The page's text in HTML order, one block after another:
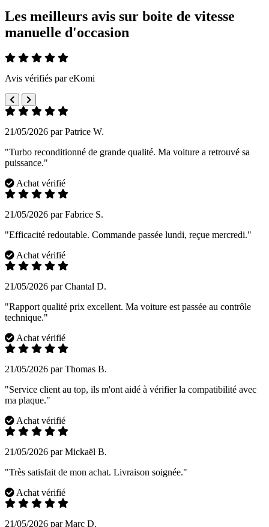
Les meilleurs avis sur boite de vitesse
manuelle d'occasion
Avis vérifiés par eKomi
21/05/2026 par Patrice W.
"Turbo reconditionné de grande qualité. Ma voiture a retrouvé sa
puissance."
Achat vérifié
21/05/2026 par Fabrice S.
"Efficacité redoutable. Commande passée lundi, reçue mercredi."
Achat vérifié
21/05/2026 par Chantal D.
"Rapport qualité prix excellent. Ma voiture est passée au contrôle
technique."
Achat vérifié
21/05/2026 par Thomas B.
"Service client au top, ils m'ont aidé à vérifier la compatibilité avec
ma plaque."
Achat vérifié
21/05/2026 par Mickaël B.
"Très satisfait de mon achat. Livraison soignée."
Achat vérifié
21/05/2026 par Marc D.